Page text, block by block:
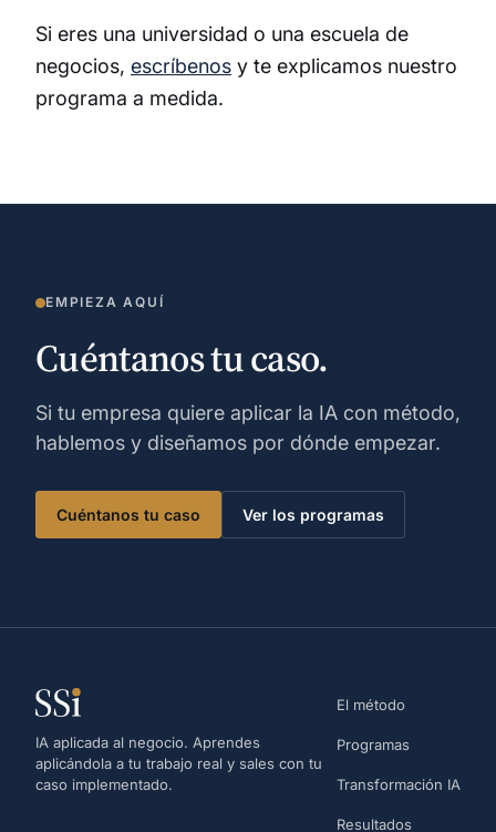
Si eres una universidad o una escuela de
negocios, escríbenos y te explicamos nuestro
programa a medida.
EMPIEZA AQUÍ
Cuéntanos tu caso.
Si tu empresa quiere aplicar la IA con método,
hablemos y diseñamos por dónde empezar.
Cuéntanos tu caso Ver los programas
IA aplicada al negocio. Aprendes
aplicándola a tu trabajo real y sales con tu
caso implementado.
El método
Programas
Transformación IA
Resultados